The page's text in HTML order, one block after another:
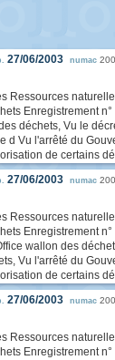
27/06/2003 numac
Ressources
Enregistrement
déchets, Vu le
d Vu l'arrêté du
de certains
27/06/2003 numac
Ressources
Enregistrement
wallon des
Vu l'arrêté du
de certains
27/06/2003 numac
Ressources
Enregistrement